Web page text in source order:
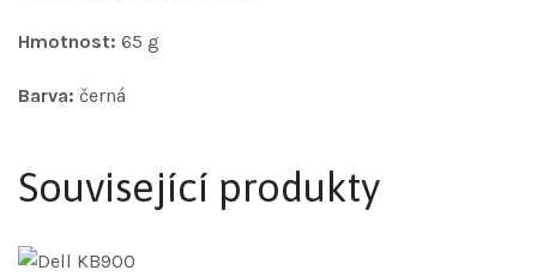
Hmotnost: 65 g
Barva: černá
Související produkty